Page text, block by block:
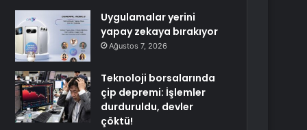
Uygulamalar yerini
yapay zekaya bırakıyor
Ağustos 7, 2026
Teknoloji borsalarında
çip depremi: İşlemler
durduruldu, devler
çöktü!